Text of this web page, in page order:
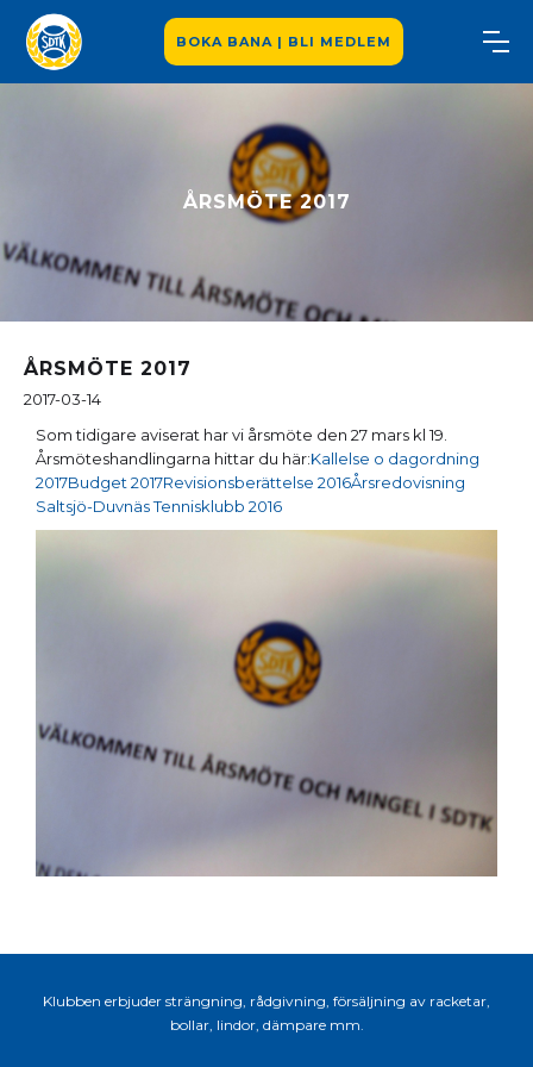
BOKA BANA | BLI MEDLEM
ÅRSMÖTE 2017
ÅRSMÖTE 2017
2017-03-14
Som tidigare aviserat har vi årsmöte den 27 mars kl 19.
Årsmöteshandlingarna hittar du här:Kallelse o dagordning
2017Budget 2017Revisionsberättelse 2016Årsredovisning
Saltsjö-Duvnäs Tennisklubb 2016
Klubben erbjuder strängning, rådgivning, försäljning av racketar,
bollar, lindor, dämpare mm.